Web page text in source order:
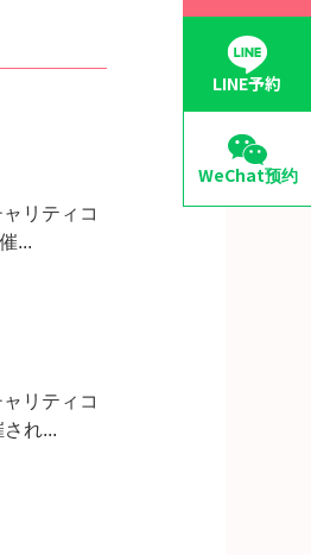
LINE予約
WeChat预约
リティコ
...
リティコ
れ...